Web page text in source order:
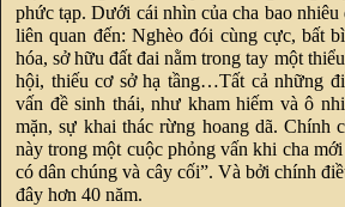
phức tạp. Dưới cái nhìn của cha bao nhiêu
liên quan đến: Nghèo đói cùng cực, bất
hóa, sở hữu đất đai nằm trong tay một
hội, thiếu cơ sở hạ tầng…Tất cả những
vấn đề sinh thái, như kham hiếm và ô
mặn, sự khai thác rừng hoang dã. Chính
này trong một cuộc phỏng vấn khi cha
có dân chúng và cây cối”. Và bởi chính
đây hơn 40 năm.